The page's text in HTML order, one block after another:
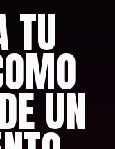
TU
UN